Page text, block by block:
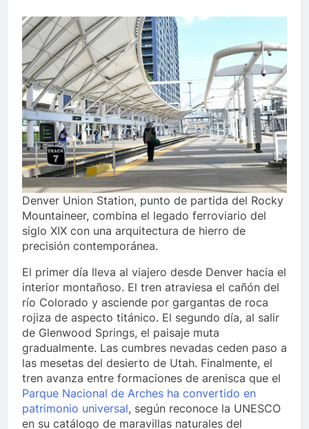
Denver Union Station, punto de partida del Rocky
Mountaineer, combina el legado ferroviario del
siglo XIX con una arquitectura de hierro de
precisión contemporánea.
El primer día lleva al viajero desde Denver hacia el
interior montañoso. El tren atraviesa el cañón del
río Colorado y asciende por gargantas de roca
rojiza de aspecto titánico. El segundo día, al salir
de Glenwood Springs, el paisaje muta
gradualmente. Las cumbres nevadas ceden paso a
las mesetas del desierto de Utah. Finalmente, el
tren avanza entre formaciones de arenisca que el
Parque Nacional de Arches ha convertido en
patrimonio universal, según reconoce la UNESCO
en su catálogo de maravillas naturales del